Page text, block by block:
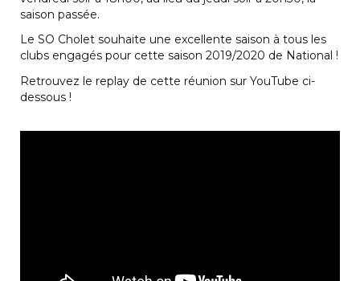
saison passée.
Le SO Cholet souhaite une excellente saison à tous les
clubs engagés pour cette saison 2019/2020 de National !
Retrouvez le replay de cette réunion sur YouTube ci-
dessous !